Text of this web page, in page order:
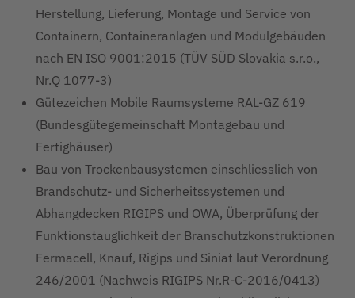
Herstellung, Lieferung, Montage und Service von
Containern, Containeranlagen und Modulgebäuden
nach EN ISO 9001:2015 (TÜV SÜD Slovakia s.r.o.,
Nr.Q 1077-3)
Gütezeichen Mobile Raumsysteme RAL-GZ 619
(Bundesgütegemeinschaft Montagebau und
Fertighäuser)
Bau von Trockenbausystemen einschliesslich von
Brandschutz- und Sicherheitssystemen und
Abhangdecken RIGIPS und OWA, Überprüfung der
Funktionstauglichkeit der Branschutzkonstruktionen
Fermacell, Knauf, Rigips und Siniat laut Verordnung
246/2001 (Nachweis RIGIPS Nr.R-C-2016/0413)